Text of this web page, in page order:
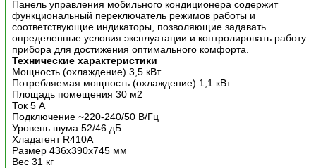
Панель управления мобильного кондиционера содержит
функциональный переключатель режимов работы и
соответствующие индикаторы, позволяющие задавать
определенные условия эксплуатации и контролировать работу
прибора для достижения оптимального комфорта.
Технические характеристики
Мощность (охлаждение) 3,5 кВт
Потребляемая мощность (охлаждение) 1,1 кВт
Площадь помещения 30 м2
Ток 5 А
Подключение ~220-240/50 В/Гц
Уровень шума 52/46 дБ
Хладагент R410A
Размер 436x390x745 мм
Вес 31 кг